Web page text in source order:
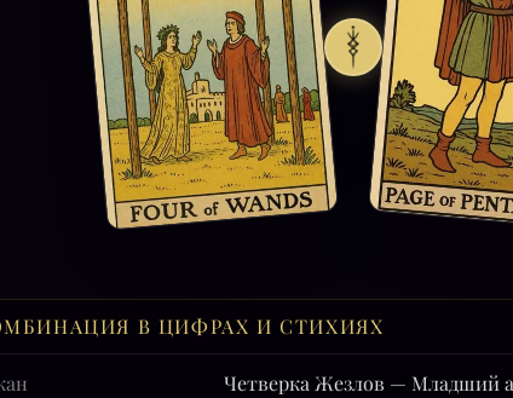
В ЦИФРАХ И СТИХИЯХ
Четверка Жезлов — Младший